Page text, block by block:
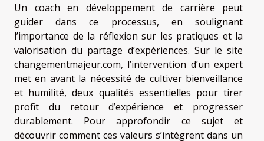
Un coach en développement de carrière peut
guider dans ce processus, en soulignant
l’importance de la réflexion sur les pratiques et la
valorisation du partage d’expériences. Sur le site
changementmajeur.com, l’intervention d’un expert
met en avant la nécessité de cultiver bienveillance
et humilité, deux qualités essentielles pour tirer
profit du retour d’expérience et progresser
durablement. Pour approfondir ce sujet et
découvrir comment ces valeurs s’intègrent dans un